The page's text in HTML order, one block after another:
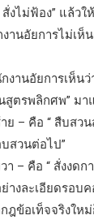
สั่งไม่ฟ้อง” แล้ว
านอัยการไม่เห็
งานอัยการเห็น
สูตรพลิกศพ” มา
ย – คือ “ สืบสว
สวนต่อไป”
า – คือ “ สั่งงด
างละเอียดรอบ
ฎข้อเท็จจริงให